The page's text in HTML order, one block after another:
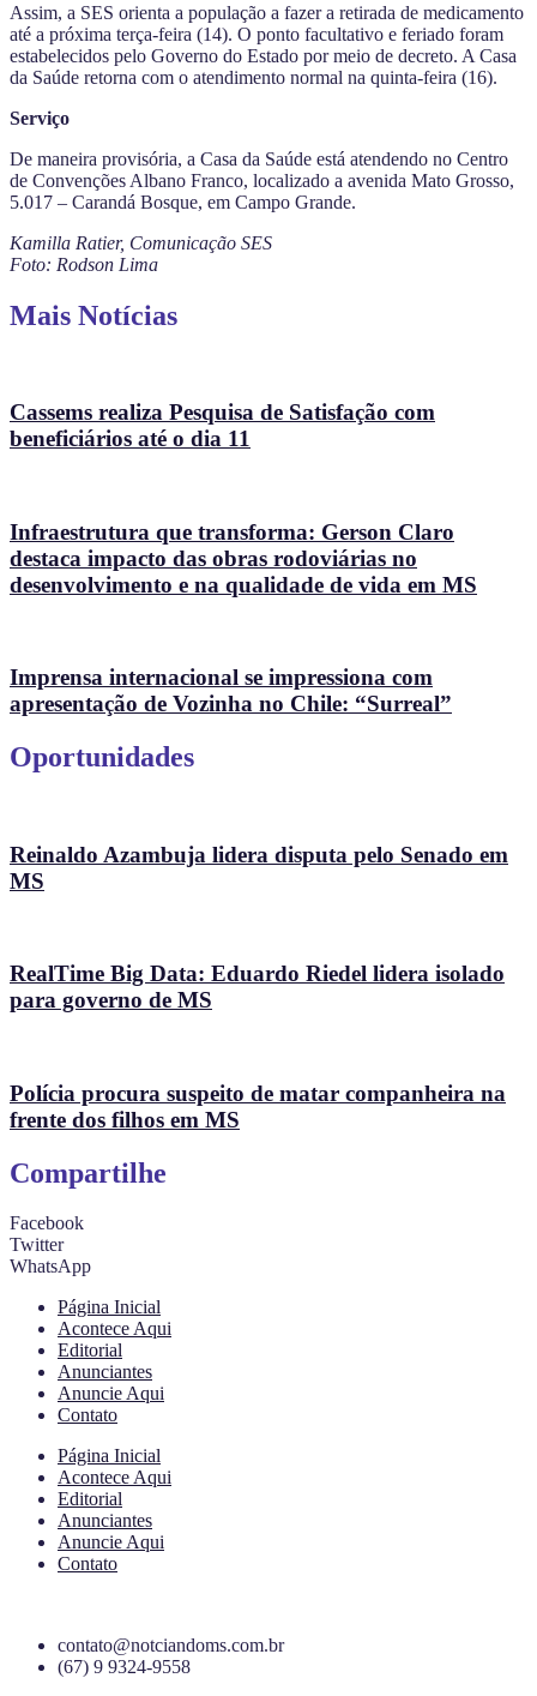
Assim, a SES orienta a população a fazer a retirada de medicamento
até a próxima terça-feira (14). O ponto facultativo e feriado foram
estabelecidos pelo Governo do Estado por meio de decreto. A Casa
da Saúde retorna com o atendimento normal na quinta-feira (16).
Serviço
De maneira provisória, a Casa da Saúde está atendendo no Centro
de Convenções Albano Franco, localizado a avenida Mato Grosso,
5.017 – Carandá Bosque, em Campo Grande.
Kamilla Ratier, Comunicação SES
Foto: Rodson Lima
Mais Notícias
Cassems realiza Pesquisa de Satisfação com
beneficiários até o dia 11
Infraestrutura que transforma: Gerson Claro
destaca impacto das obras rodoviárias no
desenvolvimento e na qualidade de vida em MS
Imprensa internacional se impressiona com
apresentação de Vozinha no Chile: “Surreal”
Oportunidades
Reinaldo Azambuja lidera disputa pelo Senado em
MS
RealTime Big Data: Eduardo Riedel lidera isolado
para governo de MS
Polícia procura suspeito de matar companheira na
frente dos filhos em MS
Compartilhe
Facebook
Twitter
WhatsApp
Página Inicial
Acontece Aqui
Editorial
Anunciantes
Anuncie Aqui
Contato
Página Inicial
Acontece Aqui
Editorial
Anunciantes
Anuncie Aqui
Contato
contato@notciandoms.com.br
(67) 9 9324-9558